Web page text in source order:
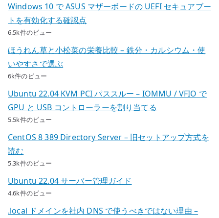
Windows 10 で ASUS マザーボードの UEFI セキュアブー
トを有効化する確認点
6.5k件のビュー
ほうれん草と小松菜の栄養比較 – 鉄分・カルシウム・使
いやすさで選ぶ
6k件のビュー
Ubuntu 22.04 KVM PCI パススルー – IOMMU / VFIO で
GPU と USB コントローラーを割り当てる
5.5k件のビュー
CentOS 8 389 Directory Server – 旧セットアップ方式を
読む
5.3k件のビュー
Ubuntu 22.04 サーバー管理ガイド
4.6k件のビュー
.local ドメインを社内 DNS で使うべきではない理由 –